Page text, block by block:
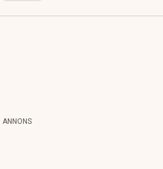
ANNONS